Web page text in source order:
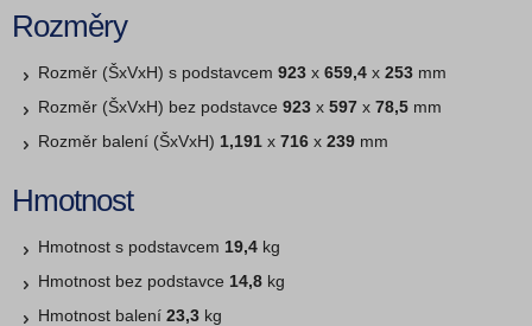
Rozměry
Rozměr (ŠxVxH) s podstavcem 923 x 659,4 x 253 mm
Rozměr (ŠxVxH) bez podstavce 923 x 597 x 78,5 mm
Rozměr balení (ŠxVxH) 1,191 x 716 x 239 mm
Hmotnost
Hmotnost s podstavcem 19,4 kg
Hmotnost bez podstavce 14,8 kg
Hmotnost balení 23,3 kg